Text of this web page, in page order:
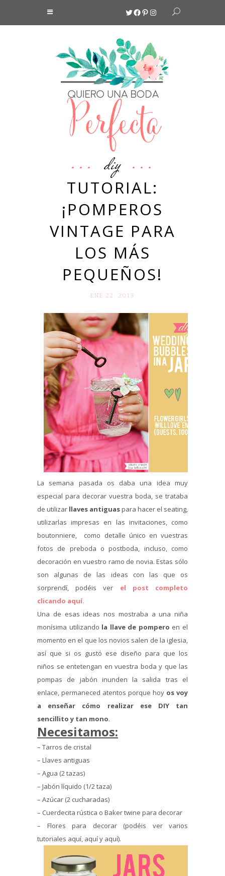
Twitter
Facebook
Pinterest
Instagram
diy
TUTORIAL:
¡POMPEROS
VINTAGE PARA
LOS MÁS
PEQUEÑOS!
ENE 22. 2013
La semana pasada os daba una idea muy
especial para decorar vuestra boda, se trataba
de utilizar llaves antiguaspara hacer el seating,
utilizarlas impresas en las invitaciones, como
boutonniere, como detalle único en vuestras
fotos de preboda o postboda, incluso, como
decoración en vuestro ramo de novia. Estas sólo
son algunas de las ideas con las que os
sorprendí, podéis ver el post completo
clicando aquí.
Una de esas ideas nos mostraba a una niña
monísima utilizando la llave de pompero en el
momento en el que los novios salen de la iglesia,
así que si os gustó ese diseño para que los
niños se entetengan en vuestra boda y que las
pompas de jabón inunden la salida tras el
enlace, permaneced atentos porque hoy os voy
a enseñar cómo realizar ese DIY tan
sencillito y tan mono.
Necesitamos:
– Tarros de cristal
– Llaves antiguas
– Agua (2 tazas)
– Jabón líquido (1/2 taza)
– Azúcar (2 cucharadas)
– Cuerdecita rústica o Baker twine para decorar
– Flores para decorar (podéis ver varios
tutoriales aquí, aquí y aquí).